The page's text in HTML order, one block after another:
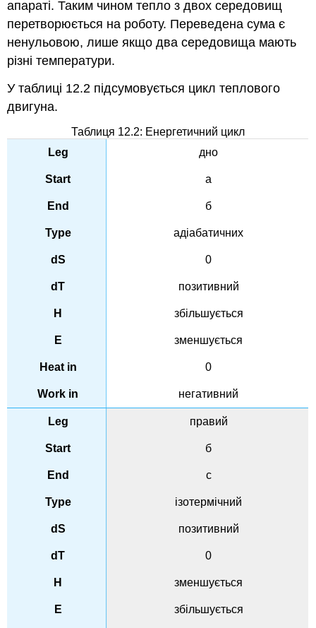
апараті. Таким чином тепло з двох середовищ
перетворюється на роботу. Переведена сума є
ненульовою, лише якщо два середовища мають
різні температури.
У таблиці 12.2 підсумовується цикл теплового
двигуна.
дно
a
б
адіабатичних
0
позитивний
збільшується
зменшується
0
негативний
правий
б
c
ізотермічний
позитивний
0
зменшується
збільшується
Таблиця 12.2: Енергетичний цикл